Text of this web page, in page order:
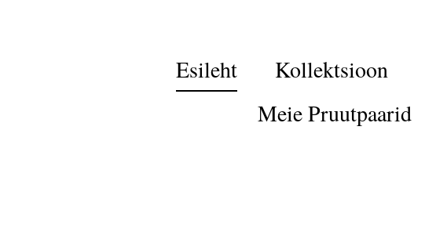
Esileht Kollektsioon
Meie Pruutpaarid